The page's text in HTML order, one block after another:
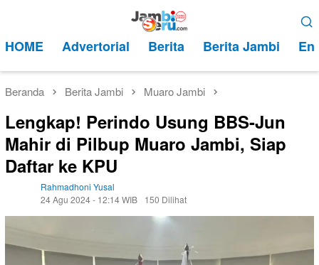
kontenMobile
HOME Advertorial Berita Berita Jambi
Beranda Berita Jambi Muaro Jambi
Lengkap! Perindo Usung BBS-Jun
Mahir di Pilbup Muaro Jambi, Siap
Daftar ke KPU
Rahmadhoni Yusal
24 Agu 2024 - 12:14 WIB
150 Dilihat